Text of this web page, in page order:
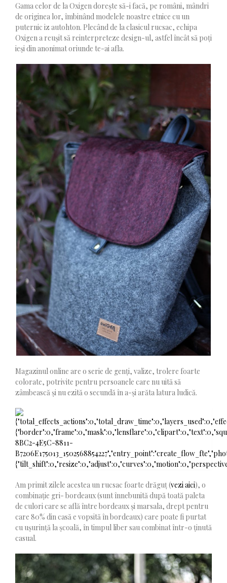
Gama celor de la Oxigen dorește să-i facă, pe români, mândri
de originea lor, îmbinând modelele noastre etnice cu un
puternic iz autohton. Plecând de la clasicul rucsac, echipa
Oxigen a reușit să reinterpreteze design-ul, astfel încât să poți
ieși din anonimat oriunde te-ai afla.
Magazinul online are o serie de genți, valize, trolere foarte
colorate, potrivite pentru persoanele care nu uită să
zâmbească și nu ezită o secundă în a-și arăta latura ludică.
Am primit zilele acestea un rucsac foarte drăguț (vezi aici), o
combinație gri- bordeaux (sunt înnebunită după toată paleta
de culori care se află între bordeaux și marsala, drept pentru
care 80% din casă e vopsită în bordeaux) care poate fi purtat
cu ușurință la școală, în timpul liber sau combinat într-o ținută
casual.